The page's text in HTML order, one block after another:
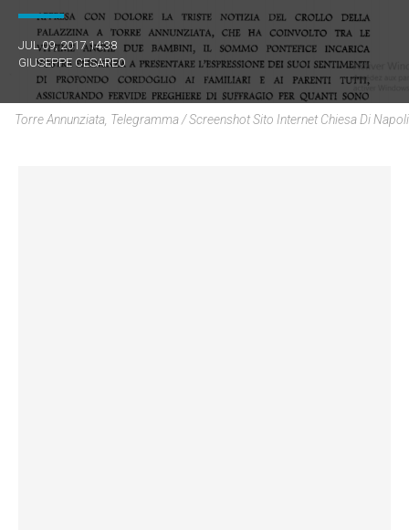
JUL 09, 2017 14:38
GIUSEPPE CESAREO
Torre Annunziata, Telegramma / Screenshot Sito Internet Chiesa Di Napoli